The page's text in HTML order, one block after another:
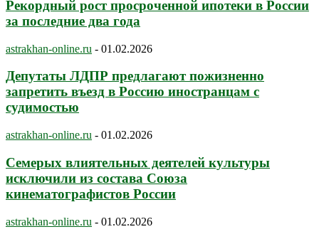
Рекордный рост просроченной ипотеки в России
за последние два года
astrakhan-online.ru - 01.02.2026
Депутаты ЛДПР предлагают пожизненно
запретить въезд в Россию иностранцам с
судимостью
astrakhan-online.ru - 01.02.2026
Семерых влиятельных деятелей культуры
исключили из состава Союза
кинематографистов России
astrakhan-online.ru - 01.02.2026